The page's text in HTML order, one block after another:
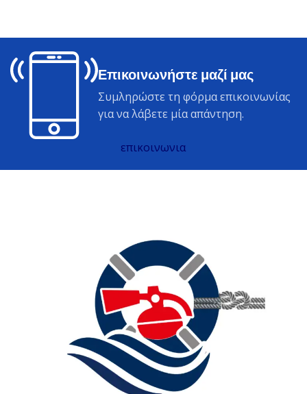
Επικοινωνήστε μαζί μας
Συμληρώστε τη φόρμα επικοινωνίας
για να λάβετε μία απάντηση.
επικοινωνια